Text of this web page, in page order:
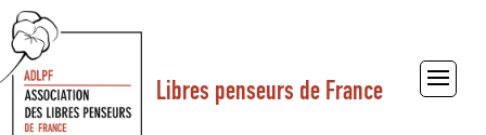
Libres penseurs de France